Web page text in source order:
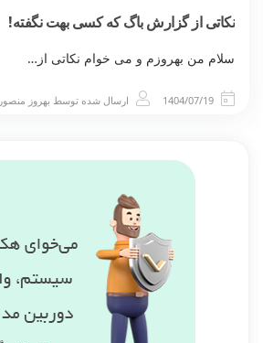
نکاتی از گزارش باگ که کسی بهت نگفته!
سلام من بهروزم و می خوام نکاتی از…
1404/07/19 ارسال شده توسط بهروز